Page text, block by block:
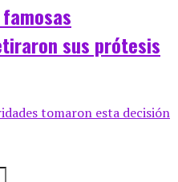
sus prótesis
tomaron esta decisión